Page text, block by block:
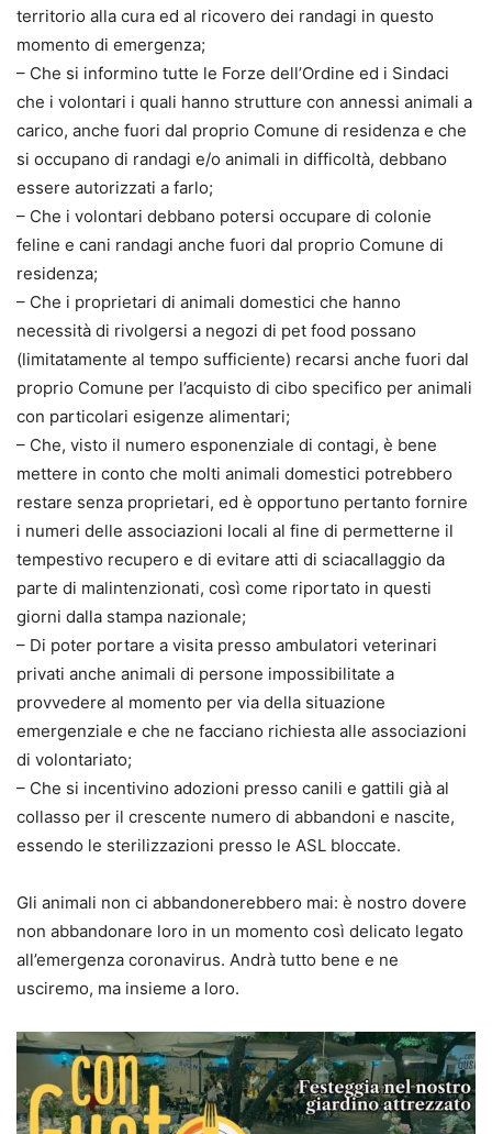
territorio alla cura ed al ricovero dei randagi in questo
momento di emergenza;
– Che si informino tutte le Forze dell’Ordine ed i Sindaci
che i volontari i quali hanno strutture con annessi animali a
carico, anche fuori dal proprio Comune di residenza e che
si occupano di randagi e/o animali in difficoltà, debbano
essere autorizzati a farlo;
– Che i volontari debbano potersi occupare di colonie
feline e cani randagi anche fuori dal proprio Comune di
residenza;
– Che i proprietari di animali domestici che hanno
necessità di rivolgersi a negozi di pet food possano
(limitatamente al tempo sufficiente) recarsi anche fuori dal
proprio Comune per l’acquisto di cibo specifico per animali
con particolari esigenze alimentari;
– Che, visto il numero esponenziale di contagi, è bene
mettere in conto che molti animali domestici potrebbero
restare senza proprietari, ed è opportuno pertanto fornire
i numeri delle associazioni locali al fine di permetterne il
tempestivo recupero e di evitare atti di sciacallaggio da
parte di malintenzionati, così come riportato in questi
giorni dalla stampa nazionale;
– Di poter portare a visita presso ambulatori veterinari
privati anche animali di persone impossibilitate a
provvedere al momento per via della situazione
emergenziale e che ne facciano richiesta alle associazioni
di volontariato;
– Che si incentivino adozioni presso canili e gattili già al
collasso per il crescente numero di abbandoni e nascite,
essendo le sterilizzazioni presso le ASL bloccate.
Gli animali non ci abbandonerebbero mai: è nostro dovere
non abbandonare loro in un momento così delicato legato
all’emergenza coronavirus. Andrà tutto bene e ne
usciremo, ma insieme a loro.